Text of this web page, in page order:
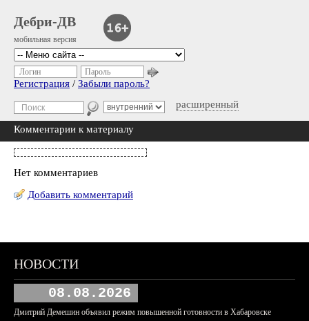
Дебри-ДВ
мобильная версия
расширенный
Логин Пароль
Регистрация / Забыли пароль?
Комментарии к материалу
Нет комментариев
Добавить комментарий
НОВОСТИ
08.08.2026
Дмитрий Демешин объявил режим повышенной готовности в Хабаровске